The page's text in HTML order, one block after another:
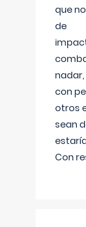
que
de
con
otros
sean
Con